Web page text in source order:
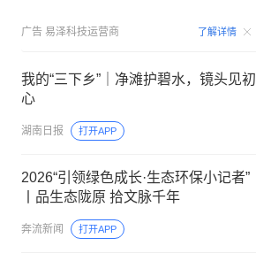
广告 易泽科技运营商 了解详情
我的“三下乡”｜净滩护碧水，镜头见初
心
湖南日报 打开APP
2026“引领绿色成长·生态环保小记者”
丨品生态陇原 拾文脉千年
奔流新闻 打开APP